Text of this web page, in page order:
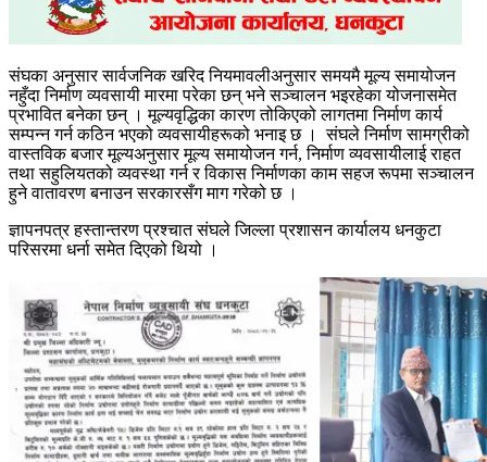
संघका अनुसार सार्वजनिक खरिद नियमावलीअनुसार समयमै मूल्य समायोजन
नहुँदा निर्माण व्यवसायी मारमा परेका छन् भने सञ्चालन भइरहेका योजनासमेत
प्रभावित बनेका छन् । मूल्यवृद्धिका कारण तोकिएको लागतमा निर्माण कार्य
सम्पन्न गर्न कठिन भएको व्यवसायीहरूको भनाइ छ । संघले निर्माण सामग्रीको
वास्तविक बजार मूल्यअनुसार मूल्य समायोजन गर्न, निर्माण व्यवसायीलाई राहत
तथा सहुलियतको व्यवस्था गर्न र विकास निर्माणका काम सहज रूपमा सञ्चालन
हुने वातावरण बनाउन सरकारसँग माग गरेको छ ।
ज्ञापनपत्र हस्तान्तरण प्रश्चात संघले जिल्ला प्रशासन कार्यालय धनकुटा
परिसरमा धर्ना समेत दिएको थियो ।